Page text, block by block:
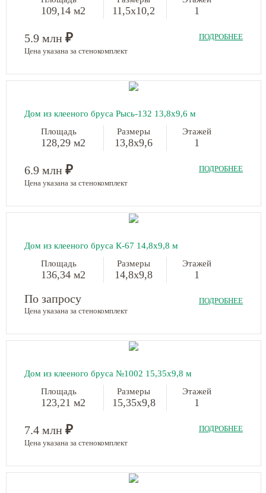
109,14 м2 11,5х10,2 1
5.9 млн ₽
ПОДРОБНЕЕ
Цена указана за стенокомплект
Дом из клееного бруса Рысь-132 13,8х9,6 м
Площадь
128,29 м2
Размеры
13,8х9,6
Этажей
1
6.9 млн ₽
ПОДРОБНЕЕ
Цена указана за стенокомплект
Дом из клееного бруса К-67 14,8х9,8 м
Площадь
136,34 м2
Размеры
14,8х9,8
Этажей
1
По запросу
ПОДРОБНЕЕ
Цена указана за стенокомплект
Дом из клееного бруса №1002 15,35х9,8 м
Площадь
123,21 м2
Размеры
15,35х9,8
Этажей
1
7.4 млн ₽
ПОДРОБНЕЕ
Цена указана за стенокомплект